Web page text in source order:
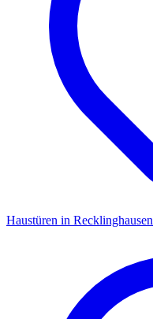
Haustüren in Recklinghausen